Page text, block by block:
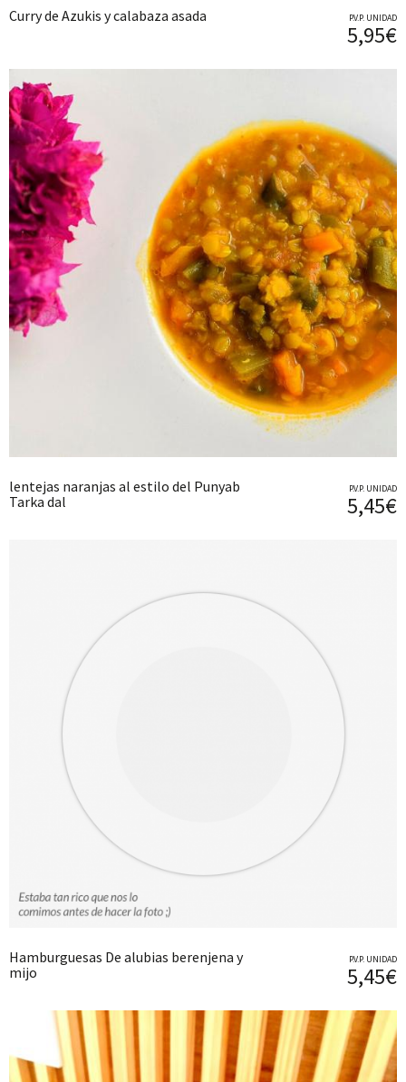
Curry de Azukis y calabaza asada P.V.P. UNIDAD
5,95€
lentejas naranjas al estilo del Punyab
Tarka dal
P.V.P. UNIDAD
5,45€
Hamburguesas De alubias berenjena y
mijo
P.V.P. UNIDAD
5,45€